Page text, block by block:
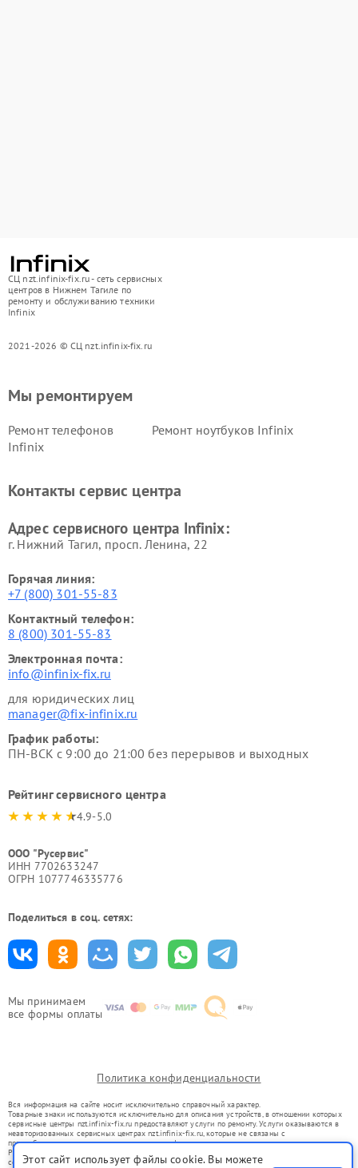
СЦ nzt.infinix-fix.ru - сеть сервисных
центров в Нижнем Тагиле по
ремонту и обслуживанию техники
Infinix
2021-2026 © СЦ nzt.infinix-fix.ru
Мы принимаем
все формы оплаты
Мы ремонтируем
Ремонт телефонов
Infinix
Ремонт ноутбуков Infinix
Контакты сервис центра
Адрес сервисного центра Infinix:
г. Нижний Тагил, просп. Ленина, 22
Горячая линия:
+7 (800) 301-55-83
Контактный телефон:
8 (800) 301-55-83
Электронная почта:
info@infinix-fix.ru
для юридических лиц
manager@fix-infinix.ru
График работы:
ПН-ВСК с 9:00 до 21:00 без перерывов и выходных
Рейтинг сервисного центра
4.9-5.0
ООО "Русервис"
ИНН 7702633247
ОГРН 1077746335776
Поделиться в соц. сетях:
Политика конфиденциальности
Вся информация на сайте носит исключительно справочный характер.
Товарные знаки используются исключительно для описания устройств, в отношении которых
сервисные центры nzt.infinix-fix.ru предоставляют услуги по ремонту. Услуги оказываются в
неавторизованных сервисных центрах nzt.infinix-fix.ru, которые не связаны с
правообладателями товарных знаков или их официальными представителями.
Ремонт осуществляется для устройств, уже введенных в гражданский оборот в соответствии
со статьей 1487 ГК РФ.
Этот сайт использует файлы cookie. Вы можете